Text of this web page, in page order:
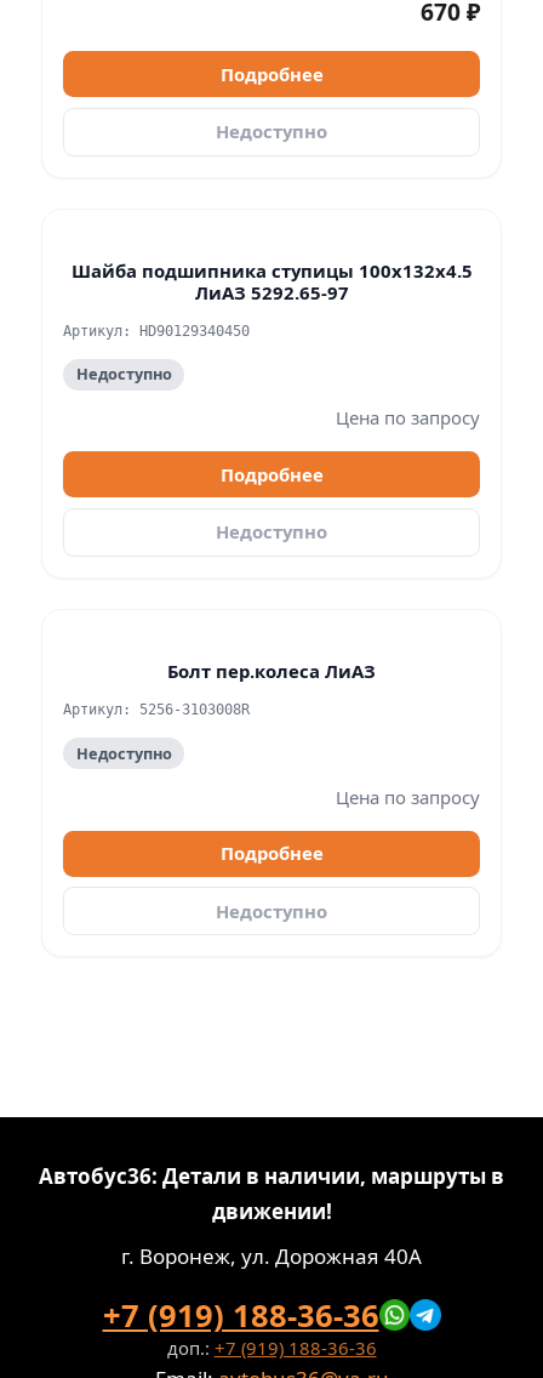
670 ₽
Подробнее
Недоступно
Шайба подшипника ступицы 100x132x4.5
ЛиАЗ 5292.65-97
Артикул: HD90129340450
Недоступно
Цена по запросу
Подробнее
Недоступно
Болт пер.колеса ЛиАЗ
Артикул: 5256-3103008R
Недоступно
Цена по запросу
Подробнее
Недоступно
Автобус36: Детали в наличии, маршруты в
движении!
г. Воронеж, ул. Дорожная 40А
+7 (919) 188-36-36
доп.: +7 (919) 188-36-36